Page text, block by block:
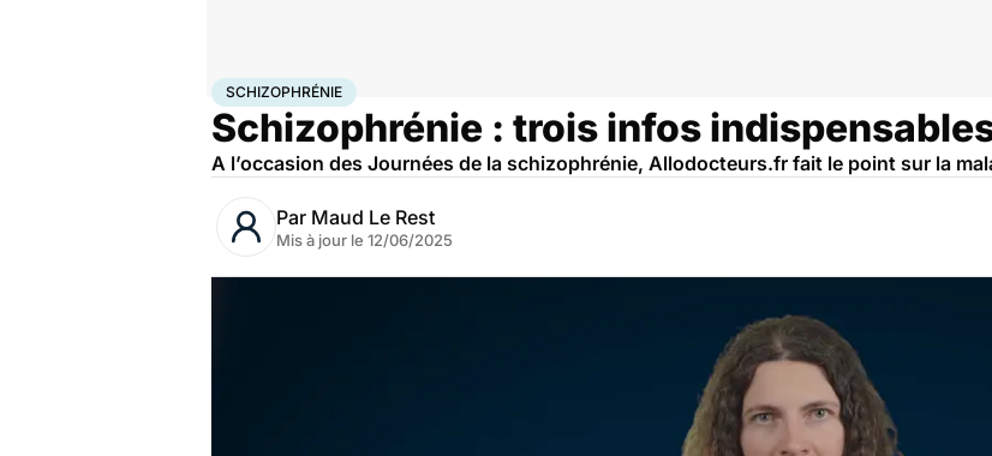
AccueilBien-êtrePsycho
SCHIZOPHRÉNIE
Schizophrénie : trois infos
A l’occasion des Journées de la schizophrénie, Allodocteurs.fr fait le point sur la
Par Maud Le Rest
Mis à jour le 12/06/2025